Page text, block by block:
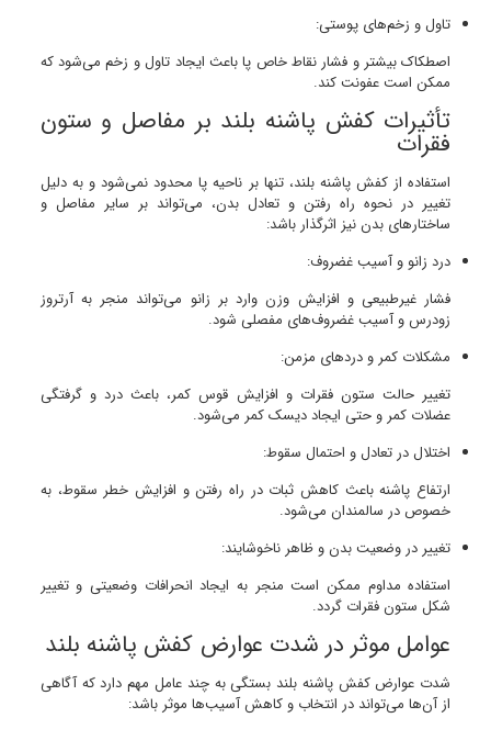
تاول و زخم‌های پوستی:
اصطکاک بیشتر و فشار نقاط خاص پا باعث ایجاد تاول و زخم می‌شود که
ممکن است عفونت کند.
تأثیرات کفش پاشنه بلند بر مفاصل و ستون
فقرات
استفاده از کفش پاشنه بلند، تنها بر ناحیه پا محدود نمی‌شود و به دلیل
تغییر در نحوه راه رفتن و تعادل بدن، می‌تواند بر سایر مفاصل و
ساختارهای بدن نیز اثرگذار باشد:
درد زانو و آسیب غضروف:
فشار غیرطبیعی و افزایش وزن وارد بر زانو می‌تواند منجر به آرتروز
زودرس و آسیب غضروف‌های مفصلی شود.
مشکلات کمر و دردهای مزمن:
تغییر حالت ستون فقرات و افزایش قوس کمر، باعث درد و گرفتگی
عضلات کمر و حتی ایجاد دیسک کمر می‌شود.
اختلال در تعادل و احتمال سقوط:
ارتفاع پاشنه باعث کاهش ثبات در راه رفتن و افزایش خطر سقوط، به
خصوص در سالمندان می‌شود.
تغییر در وضعیت بدن و ظاهر ناخوشایند:
استفاده مداوم ممکن است منجر به ایجاد انحرافات وضعیتی و تغییر
شکل ستون فقرات گردد.
عوامل موثر در شدت عوارض کفش پاشنه بلند
شدت عوارض کفش پاشنه بلند بستگی به چند عامل مهم دارد که آگاهی
از آن‌ها می‌تواند در انتخاب و کاهش آسیب‌ها موثر باشد: